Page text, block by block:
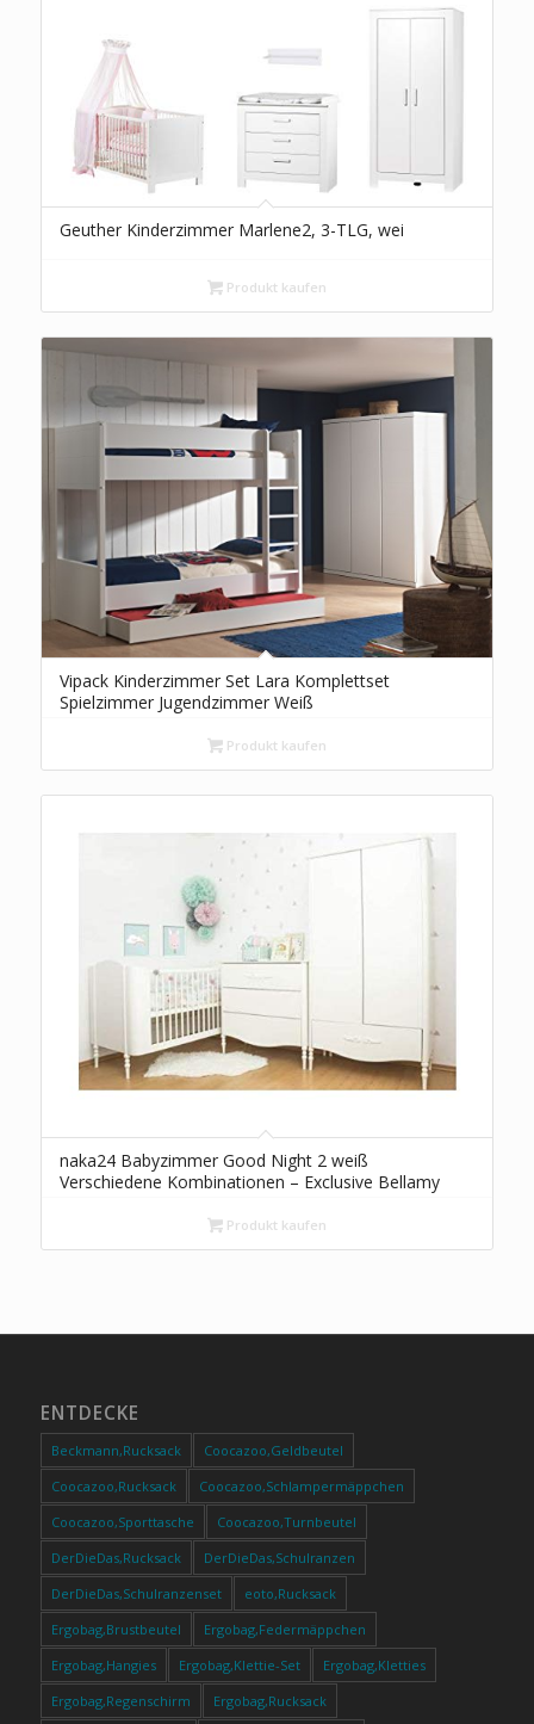
Geuther Kinderzimmer Marlene2, 3-TLG, wei
Produkt kaufen
Vipack Kinderzimmer Set Lara Komplettset
Spielzimmer Jugendzimmer Weiß
Produkt kaufen
naka24 Babyzimmer Good Night 2 weiß
Verschiedene Kombinationen – Exclusive Bellamy
Produkt kaufen
ENTDECKE
Beckmann,Rucksack
Coocazoo,Geldbeutel
Coocazoo,Rucksack
Coocazoo,Schlampermäppchen
Coocazoo,Sporttasche
Coocazoo,Turnbeutel
DerDieDas,Rucksack
DerDieDas,Schulranzen
DerDieDas,Schulranzenset
eoto,Rucksack
Ergobag,Brustbeutel
Ergobag,Federmäppchen
Ergobag,Hangies
Ergobag,Klettie-Set
Ergobag,Kletties
Ergobag,Regenschirm
Ergobag,Rucksack